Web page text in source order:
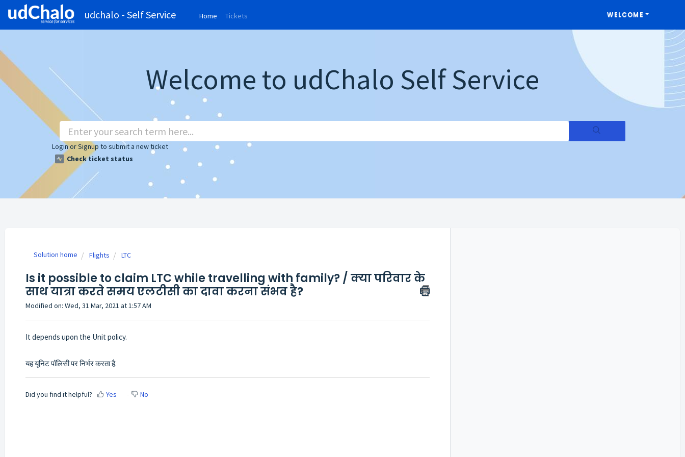
udchalo - Self Service Home (current)
Tickets WELCOME
Welcome to udChalo Self Service
LoginorSignup to submit a new ticket
Check ticket status
Solution home Flights LTC
Is it possible to claim LTC while travelling with family? / क्या परिवार के
साथ यात्रा करते समय एलटीसी का दावा करना संभव है?
Modified on: Wed, 31 Mar, 2021 at 1:57 AM
It depends upon the Unit policy.
यह यूनिट पॉलिसी पर निर्भर करता है.
Did you find it helpful? Yes No